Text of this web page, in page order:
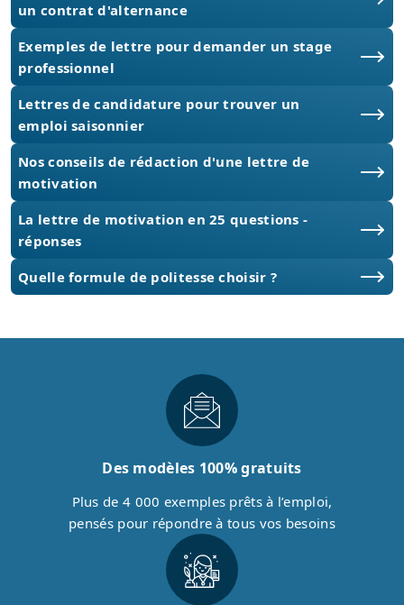
un contrat d'alternance
Exemples de lettre pour demander un stage
professionnel
Lettres de candidature pour trouver un
emploi saisonnier
Nos conseils de rédaction d'une lettre de
motivation
La lettre de motivation en 25 questions -
réponses
Quelle formule de politesse choisir ?
Des modèles 100% gratuits
Plus de 4 000 exemples prêts à l’emploi,
pensés pour répondre à tous vos besoins